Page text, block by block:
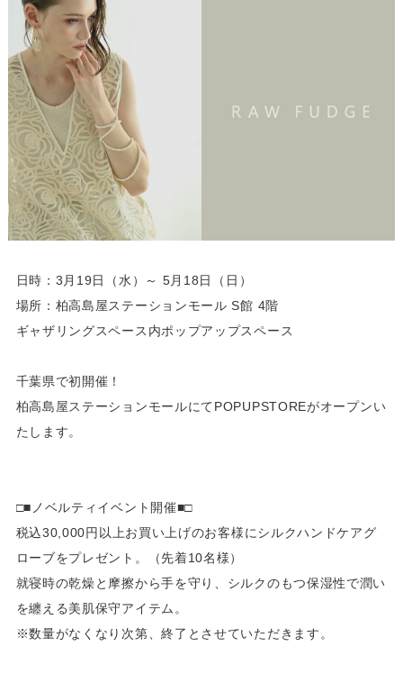
日時：3月19日（水）～ 5月18日（日）
場所：柏高島屋ステーションモール S館 4階
ギャザリングスペース内ポップアップスペース
千葉県で初開催！
柏高島屋ステーションモールにてPOPUPSTOREがオープンい
たします。
□■ノベルティイベント開催■□
税込30,000円以上お買い上げのお客様にシルクハンドケアグ
ローブをプレゼント。（先着10名様）
就寝時の乾燥と摩擦から手を守り、シルクのもつ保湿性で潤い
を纏える美肌保守アイテム。
※数量がなくなり次第、終了とさせていただきます。